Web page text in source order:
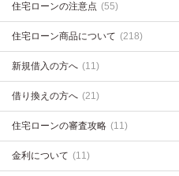
住宅ローンの注意点 (55)
住宅ローン商品について (218)
新規借入の方へ (11)
借り換えの方へ (21)
住宅ローンの審査攻略 (11)
金利について (11)